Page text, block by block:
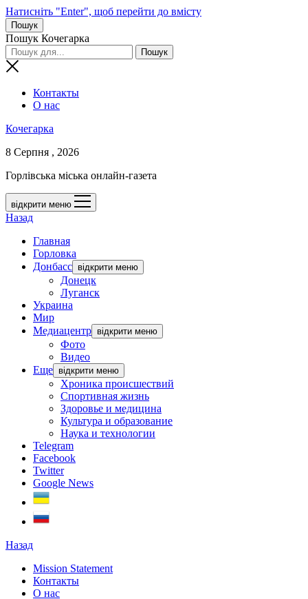
Натисніть "Enter", щоб перейти до вмісту
Пошук
Пошук Кочегарка
Контакты
О нас
Кочегарка
8 Серпня , 2026
Горлівська міська онлайн-газета
відкрити меню
Назад
Главная
Горловка
Донбасс відкрити меню
Донецк
Луганск
Украина
Мир
Медиацентр відкрити меню
Фото
Видео
Еще відкрити меню
Хроника происшествий
Спортивная жизнь
Здоровье и медицина
Культура и образование
Наука и технологии
Telegram
Facebook
Twitter
Google News
Назад
Mission Statement
Контакты
О нас